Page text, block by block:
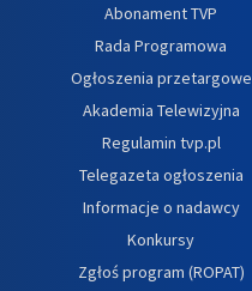
Abonament TVP
Rada Programowa
Ogłoszenia przetargowe
Akademia Telewizyjna
Regulamin tvp.pl
Telegazeta ogłoszenia
Informacje o nadawcy
Konkursy
Zgłoś program (ROPAT)